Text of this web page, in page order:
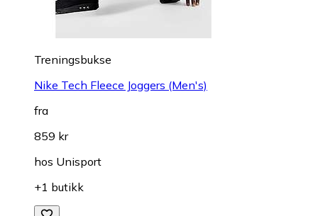
Treningsbukse
Nike Tech Fleece Joggers (Men's)
fra
859 kr
hos Unisport
+1 butikk